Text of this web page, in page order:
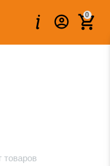
0
товаров